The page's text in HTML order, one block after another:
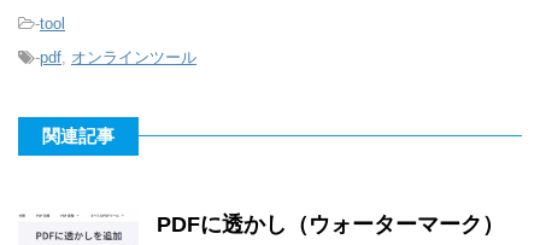
-tool
-pdf, オンラインツール
関連記事
PDFに透かし（ウォーターマーク）